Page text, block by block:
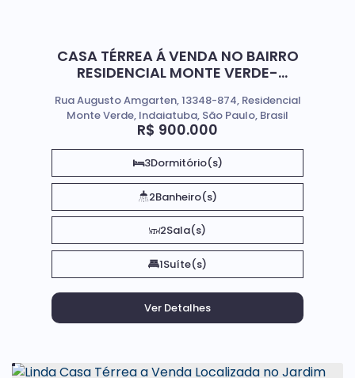
CASA TÉRREA Á VENDA NO BAIRRO
RESIDENCIAL MONTE VERDE-
R$ 900.000
Rua Augusto Amgarten, 13348-874, Residencial
Monte Verde, Indaiatuba, São Paulo, Brasil
3Dormitório(s)
2Banheiro(s)
2Sala(s)
1Suíte(s)